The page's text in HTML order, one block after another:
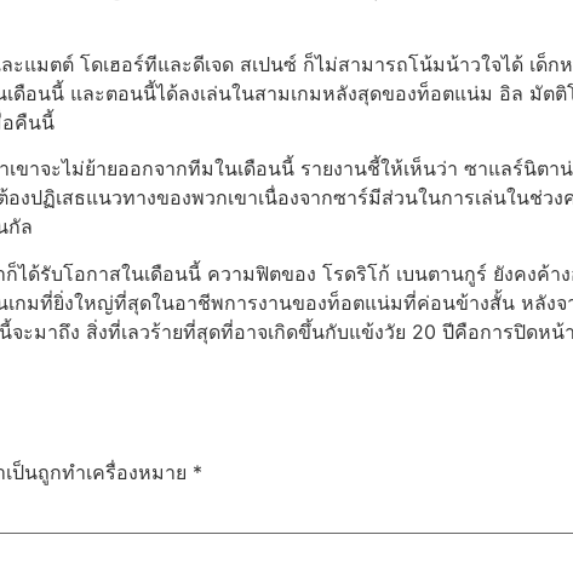
แมตต์ โดเฮอร์ทีและดีเจด สเปนซ์ ก็ไม่สามารถโน้มน้าวใจได้ เด็
ดือนนี้ และตอนนี้ได้ลงเล่นในสามเกมหลังสุดของท็อตแน่ม อิล มัต
อคืนนี้
เขาจะไม่ย้ายออกจากทีมในเดือนนี้ รายงานชี้ให้เห็นว่า ซาแลร์นิต
ปฏิเสธแนวทางของพวกเขาเนื่องจากซาร์มีส่วนในการเล่นในช่ว
กัล
ได้รับโอกาสในเดือนนี้ ความฟิตของ โรดริโก้ เบนตานกูร์ ยังคงค้า
เกมที่ยิ่งใหญ่ที่สุดในอาชีพการงานของท็อตแน่มที่ค่อนข้างสั้น หลัง
ะมาถึง สิ่งที่เลวร้ายที่สุดที่อาจเกิดขึ้นกับแข้งวัย 20 ปีคือการปิดห
ป็นถูกทำเครื่องหมาย *